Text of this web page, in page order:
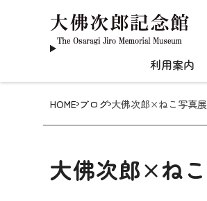
利用案内
HOME ブログ 大佛次郎×ねこ写真展
大佛次郎×ねこ